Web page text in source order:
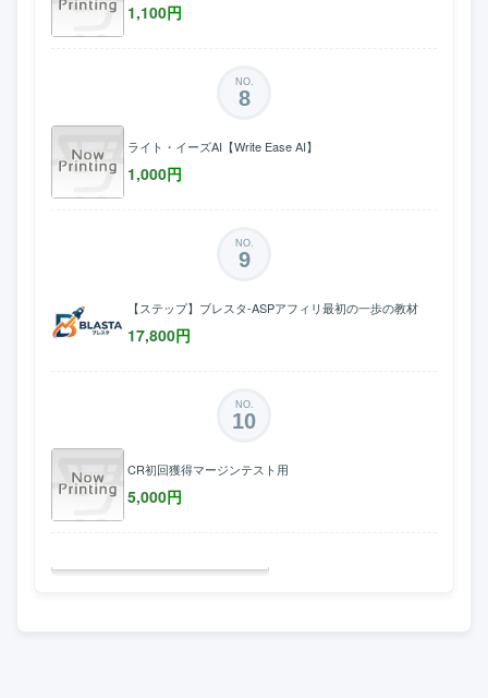
1,100円
NO.
8
ライト・イーズAI【Write Ease AI】
1,000円
NO.
9
【ステップ】ブレスタ-ASPアフィリ最初の一歩の教材
17,800円
NO.
10
CR初回獲得マージンテスト用
5,000円